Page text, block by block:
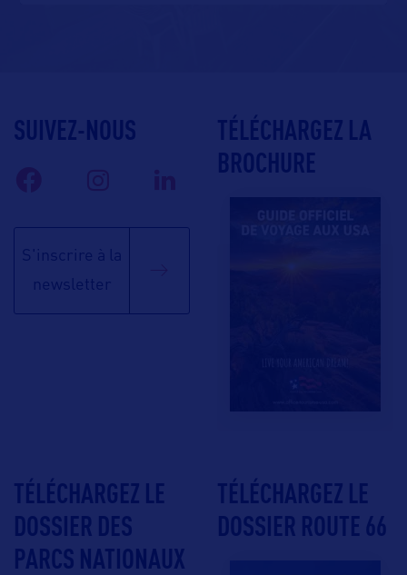
SUIVEZ-NOUS
S'inscrire à la
newsletter
TÉLÉCHARGEZ LA
BROCHURE
TÉLÉCHARGEZ LE
DOSSIER DES
PARCS NATIONAUX
TÉLÉCHARGEZ LE
DOSSIER ROUTE 66